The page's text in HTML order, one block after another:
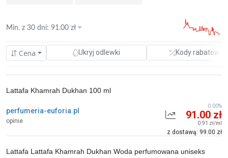
Cena Ukryj odlewki Kody rabatowe
Min. z 30 dni: 91.00 zł
perfumeria-euforia.pl
opinie
Lattafa Khamrah Dukhan 100 ml
91.00 zł
0.91 zł/ml
z dostawą: 99.00 zł
0.00%
Lattafa Lattafa Khamrah Dukhan Woda perfumowana uniseks